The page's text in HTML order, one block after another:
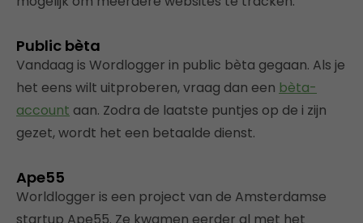
Public bèta
Vandaag is Wordlogger in public bèta gegaan. Als je
het eens wilt uitproberen, vraag dan een bèta-
account aan. Zodra de laatste puntjes op de i zijn
gezet, wordt het een betaalde dienst.
Ape55
Worldlogger is een project van de Amsterdamse